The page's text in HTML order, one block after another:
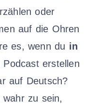
oder
auf die Ohren
es, wenn du in
Podcast erstellen
auf Deutsch?
zu sein,